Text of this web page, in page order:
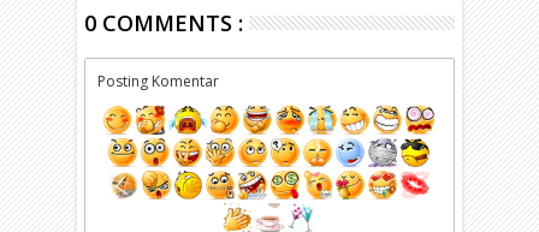
0 COMMENTS :
Posting Komentar